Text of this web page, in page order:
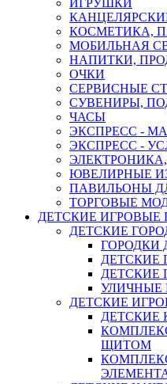
КОСМЕТИКА,
МОБИЛЬНАЯ
НАПИТКИ,
ОЧКИ
СЕРВИСНЫЕ
СУВЕНИРЫ,
ЧАСЫ
ЭКСПРЕСС -
ЭКСПРЕСС -
ЮВЕЛИРНЫЕ
ПАВИЛЬОНЫ
ТОРГОВЫЕ
ДЕТСКИЕ
ДЕТСКИЕ
ГОРОДКИ
ДЕТСКИЕ
ДЕТСКИЕ
УЛИЧНЫЕ
ДЕТСКИЕ
ДЕТСКИЕ
ЩИТОМ